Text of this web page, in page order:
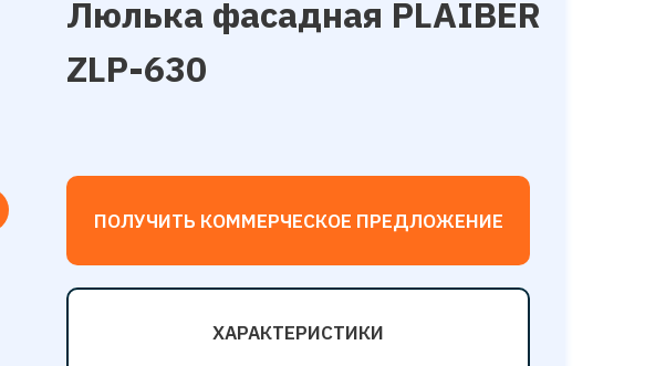
Люлька фаcaдная РLАIBЕR
ZLP-630
ПОЛУЧИТЬ КОММЕРЧЕСКОЕ ПРЕДЛОЖЕНИЕ
ХАРАКТЕРИСТИКИ